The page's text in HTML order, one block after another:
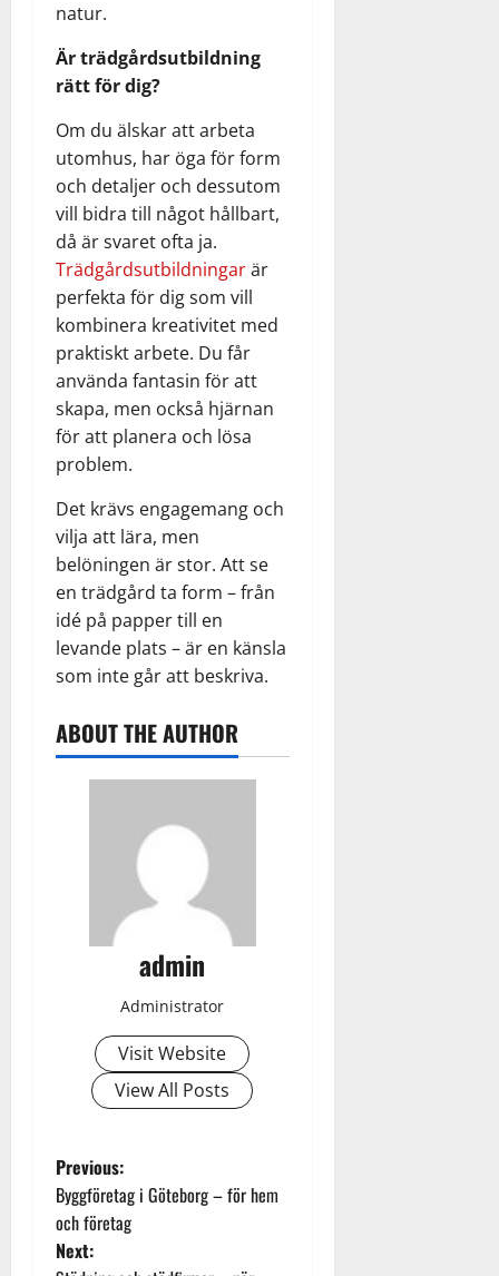
natur.
Är trädgårdsutbildning
rätt för dig?
Om du älskar att arbeta
utomhus, har öga för form
och detaljer och dessutom
vill bidra till något hållbart,
då är svaret ofta ja.
Trädgårdsutbildningarär
perfekta för dig som vill
kombinera kreativitet med
praktiskt arbete. Du får
använda fantasin för att
skapa, men också hjärnan
för att planera och lösa
problem.
Det krävs engagemang och
vilja att lära, men
belöningen är stor. Att se
en trädgård ta form – från
idé på papper till en
levande plats – är en känsla
som inte går att beskriva.
ABOUT THE AUTHOR
admin
Administrator
Visit Website
View All Posts
P
o
Previous:
Byggföretag i Göteborg – för hem
och företag
Next: